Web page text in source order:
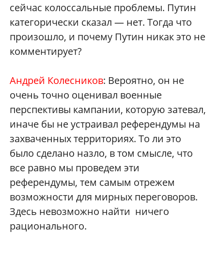
сейчас колоссальные проблемы. Путин
категорически сказал — нет. Тогда что
произошло, и почему Путин никак это не
комментирует?
Андрей Колесников: Вероятно, он не
очень точно оценивал военные
перспективы кампании, которую затевал,
иначе бы не устраивал референдумы на
захваченных территориях. То ли это
было сделано назло, в том смысле, что
все равно мы проведем эти
референдумы, тем самым отрежем
возможности для мирных переговоров.
Здесь невозможно найти ничего
рационального.